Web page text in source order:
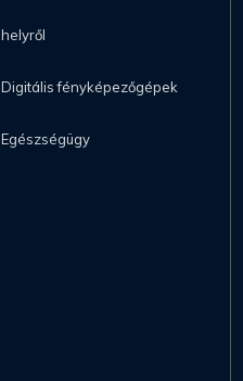
helyről
Digitális fényképezőgépek
Egészségügy